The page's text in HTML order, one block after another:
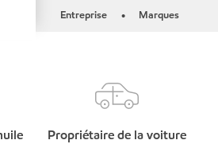
Entreprise • Marques
Propriétaire de la voiture